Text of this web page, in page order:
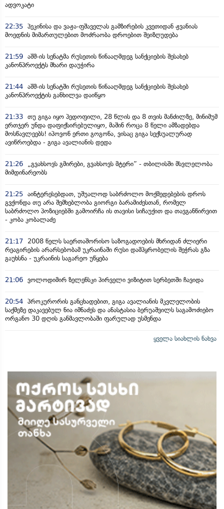
ადვოკატი
22:35 პეკინისა და ვაჟა-ფშაველას გამზირების კვეთიდან ჟვანიას
მოედნის მიმართულებით მოძრაობა დროებით შეიზღუდება
21:59 აშშ-ის სენატმა რუსეთის წინააღმდეგ სანქციების შესახებ
კანონპროექტს მხარი დაუჭირა
21:44 აშშ-ის სენატში რუსეთის წინააღმდეგ სანქციების შესახებ
კანონპროექტის განხილვა დაიწყო
21:33 თუ გიგა იყო პედოფილი, 28 წლის და 8 თვის მანძილზე, მინიმუმ
ერთჯერ უნდა დაფიქსირებულიყო, მაშინ როცა 8 წელი ამზადებდა
მოსწავლეებს! იპოვონ ერთი გოგონა, ვისაც გიგა სექსუალურად
ავიწროებდა - გიგა ავალიანის დედა
21:26
„გვახსოვს გმირები, გვახსოვს მტერი” - თბილისში მსვლელობა
მიმდინარეობს
21:25 აინტერესებდათ, უშუალოდ საბრძოლო მოქმედებების დროს
გვქონდა თუ არა შემხებლობა გიორგი ბარამიძესთან, რომელ
საბრძოლო პოზიციებში გამოირჩა ის თავისი სიჩაუქით და თავგანწირვით
- კობა კობალაძე
21:17
2008 წელს საერთაშორისო საზოგადოების მხრიდან ძლიერი
რეაგირების არარსებობამ უკრაინაში რუსი დამპყრობელის შეჭრას გზა
გაუხსნა - უკრაინის საგარეო უწყება
21:06 ვოლოდიმირ ზელენსკი პირველი ვიზიტით სერბეთში ჩავიდა
20:54 პროკურორის განცხადებით, გიგა ავალიანის მკვლელობის
საქმეზე დაკავებულ ნია იმნაძეს და ანასტასია ბერუაშვილს საგამოძიებო
ორგანო 30 დღის განმავლობაში ფარულად უსმენდა
ყველა სიახლის ნახვა